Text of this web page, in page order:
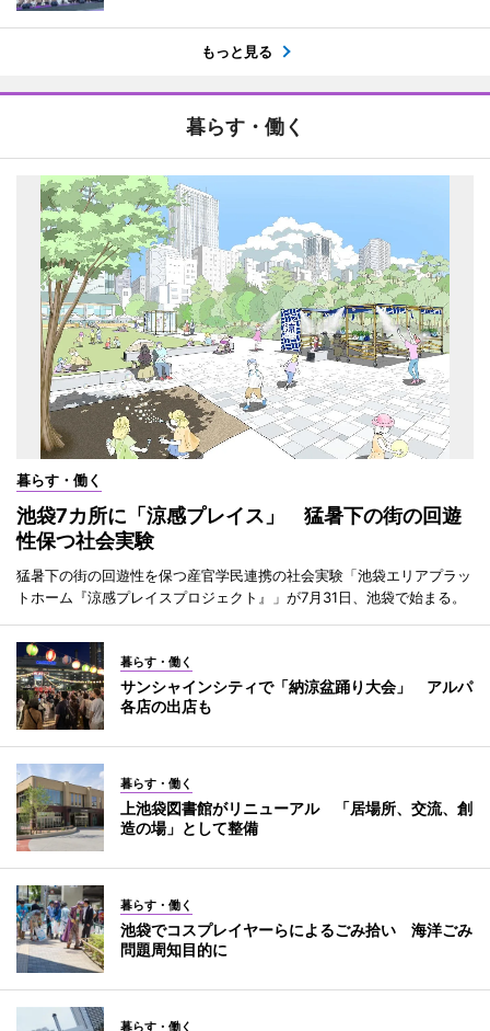
もっと見る
暮らす・働く
暮らす・働く
池袋7カ所に「涼感プレイス」 猛暑下の街の回遊
性保つ社会実験
猛暑下の街の回遊性を保つ産官学民連携の社会実験「池袋エリアプラッ
トホーム『涼感プレイスプロジェクト』」が7月31日、池袋で始まる。
暮らす・働く
サンシャインシティで「納涼盆踊り大会」 アルパ
各店の出店も
暮らす・働く
上池袋図書館がリニューアル 「居場所、交流、創
造の場」として整備
暮らす・働く
池袋でコスプレイヤーらによるごみ拾い 海洋ごみ
問題周知目的に
暮らす・働く